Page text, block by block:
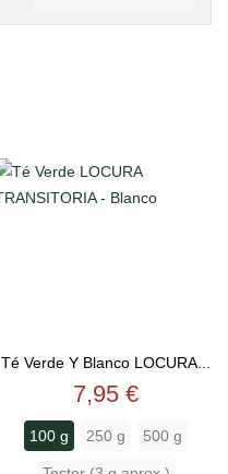
Té Verde Y Blanco LOCURA...
Precio
7,95 €
100 g 250 g 500 g